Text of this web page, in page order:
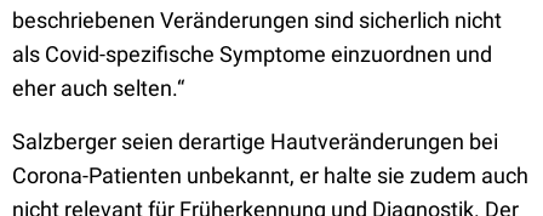
beschriebenen Veränderungen sind sicherlich nicht
als Covid-spezifische Symptome einzuordnen und
eher auch selten.“
Salzberger seien derartige Hautveränderungen bei
Corona-Patienten unbekannt, er halte sie zudem auch
nicht relevant für Früherkennung und Diagnostik. Der